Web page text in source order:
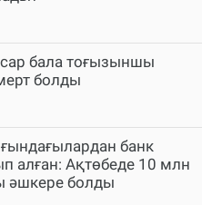
бала тоғызыншы
болды
банк
алған: Ақтөбеде 10 млн
әшкере болды